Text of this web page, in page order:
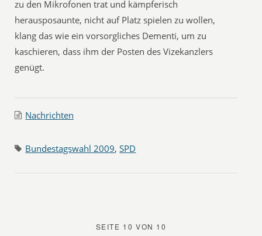
zu den Mikrofonen trat und kämpferisch
herausposaunte, nicht auf Platz spielen zu wollen,
klang das wie ein vorsorgliches Dementi, um zu
kaschieren, dass ihm der Posten des Vizekanzlers
genügt.
Nachrichten
Bundestagswahl 2009,SPD
SEITE 10 VON 10